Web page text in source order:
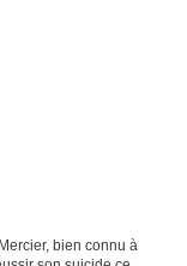
bien connu à